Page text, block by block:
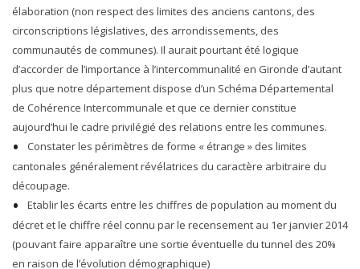
élaboration (non respect des limites des anciens cantons, des
circonscriptions législatives, des arrondissements, des
communautés de communes). Il aurait pourtant été logique
d’accorder de l’importance à l’intercommunalité en Gironde d’autant
plus que notre département dispose d’un Schéma Départemental
de Cohérence Intercommunale et que ce dernier constitue
aujourd’hui le cadre privilégié des relations entre les communes.
Constater les périmètres de forme « étrange » des limites
cantonales généralement révélatrices du caractère arbitraire du
découpage.
Etablir les écarts entre les chiffres de population au moment du
décret et le chiffre réel connu par le recensement au 1er janvier 2014
(pouvant faire apparaître une sortie éventuelle du tunnel des 20%
en raison de l’évolution démographique)